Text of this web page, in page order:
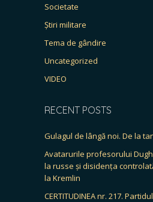
Societate
Știri militare
Tema de gândire
Uncategorized
VIDEO
RECENT POSTS
Gulagul de lângă noi. De la
Avatarurile profesorului
la russe și disidența
la Kremlin
CERTITUDINEA nr. 217.